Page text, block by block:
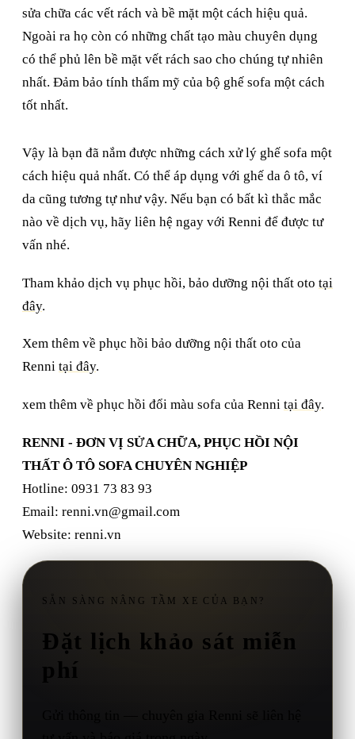
sửa chữa các vết rách và bề mặt một cách hiệu quả.
Ngoài ra họ còn có những chất tạo màu chuyên dụng
có thể phủ lên bề mặt vết rách sao cho chúng tự nhiên
nhất. Đảm bảo tính thẩm mỹ của bộ ghế sofa một cách
tốt nhất.
Vậy là bạn đã nắm được những cách xử lý ghế sofa một
cách hiệu quả nhất. Có thể áp dụng với ghế da ô tô, ví
da cũng tương tự như vậy. Nếu bạn có bất kì thắc mắc
nào về dịch vụ, hãy liên hệ ngay với Renni để được tư
vấn nhé.
Tham khảo dịch vụ phục hồi, bảo dưỡng nội thất oto tại
đây.
Xem thêm về phục hồi bảo dưỡng nội thất oto của
Renni tại đây.
xem thêm về phục hồi đổi màu sofa của Renni tại đây.
RENNI - ĐƠN VỊ SỬA CHỮA, PHỤC HỒI NỘI
THẤT Ô TÔ SOFA CHUYÊN NGHIỆP
Hotline: 0931 73 83 93
Email: renni.vn@gmail.com
Website: renni.vn
SẴN SÀNG NÂNG TẦM XE CỦA BẠN?
Đặt lịch khảo sát miễn
phí